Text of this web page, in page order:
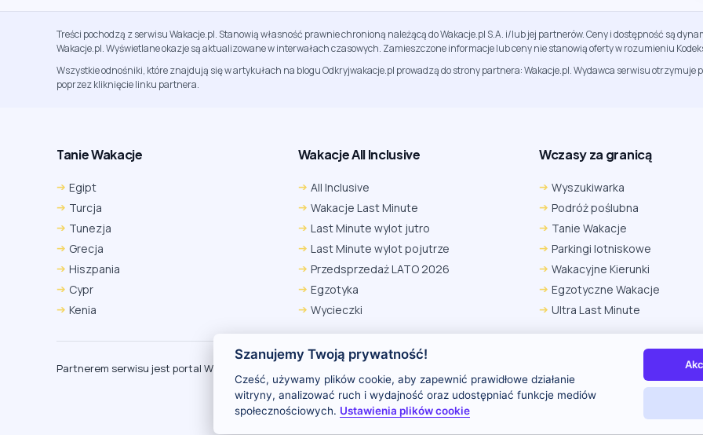
Treści pochodzą z serwisu Wakacje.pl. Stanowią własność prawnie chronioną należącą do Wakacje.pl S.A. i/lub jej partnerów. Ceny i dostępność są
Wakacje.pl. Wyświetlane okazje są aktualizowane w interwałach czasowych. Zamieszczone informacje lub ceny nie stanowią oferty w rozumieniu
Wszystkie odnośniki, które znajdują się w artykułach na blogu Odkryjwakacje.pl prowadzą do strony partnera: Wakacje.pl. Wydawca serwisu
poprzez kliknięcie linku partnera.
Tanie Wakacje
Egipt
Turcja
Tunezja
Grecja
Hiszpania
Cypr
Kenia
Wakacje All Inclusive
All Inclusive
Wakacje Last Minute
Last Minute wylot jutro
Last Minute wylot pojutrze
Przedsprzedaż LATO 2026
Egzotyka
Wycieczki
Wczasy za granicą
Wyszukiwarka
Podróż poślubna
Tanie Wakacje
Parkingi lotniskowe
Wakacyjne Kierunki
Egzotyczne Wakacje
Ultra Last Minute
Partnerem serwisu jest portal Wakacje.pl
Szanujemy Twoją prywatność!
Cześć, używamy plików cookie, aby zapewnić prawidłowe działanie
witryny, analizować ruch i wydajność oraz udostępniać funkcje mediów
społecznościowych. Ustawienia plików cookie